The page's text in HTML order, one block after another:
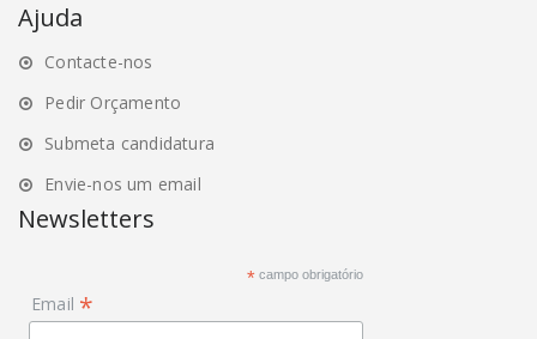
Ajuda
Contacte-nos
Pedir Orçamento
Submeta candidatura
Envie-nos um email
Newsletters
* campo obrigatório
Email *